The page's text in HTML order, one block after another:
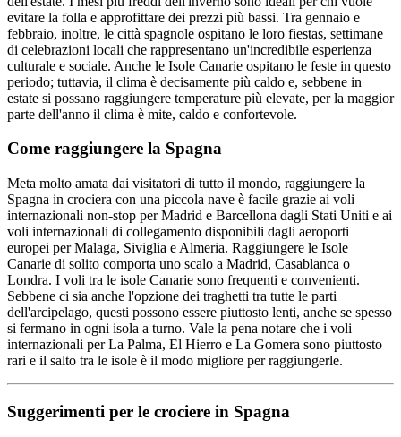
evitare la folla e approfittare dei prezzi più bassi. Tra gennaio e
febbraio, inoltre, le città spagnole ospitano le loro fiestas, settimane
di celebrazioni locali che rappresentano un'incredibile esperienza
culturale e sociale. Anche le Isole Canarie ospitano le feste in questo
periodo; tuttavia, il clima è decisamente più caldo e, sebbene in
estate si possano raggiungere temperature più elevate, per la maggior
parte dell'anno il clima è mite, caldo e confortevole.
Come raggiungere la Spagna
Meta molto amata dai visitatori di tutto il mondo, raggiungere la
Spagna in crociera con una piccola nave è facile grazie ai voli
internazionali non-stop per Madrid e Barcellona dagli Stati Uniti e ai
voli internazionali di collegamento disponibili dagli aeroporti
europei per Malaga, Siviglia e Almeria. Raggiungere le Isole
Canarie di solito comporta uno scalo a Madrid, Casablanca o
Londra. I voli tra le isole Canarie sono frequenti e convenienti.
Sebbene ci sia anche l'opzione dei traghetti tra tutte le parti
dell'arcipelago, questi possono essere piuttosto lenti, anche se spesso
si fermano in ogni isola a turno. Vale la pena notare che i voli
internazionali per La Palma, El Hierro e La Gomera sono piuttosto
rari e il salto tra le isole è il modo migliore per raggiungerle.
Suggerimenti per le crociere in Spagna